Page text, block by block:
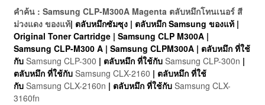
คำค้น : Samsung CLP-M300A Magenta ตลับหมึกโทนเนอร์ สี
ม่วงแดง ของแท้| ตลับหมึกซัมซุง | ตลับหมึก Samsung ของแท้ |
Original Toner Cartridge | Samsung CLP M300A |
Samsung CLP-M300 A | Samsung CLPM300A | ตลับหมึก ที่ใช้
กับ Samsung CLP-300 | ตลับหมึก ที่ใช้กับ Samsung CLP-300n |
ตลับหมึก ที่ใช้กับ Samsung CLX-2160 | ตลับหมึก ที่ใช้
กับ Samsung CLX-2160n | ตลับหมึก ที่ใช้กับ Samsung CLX-
3160fn